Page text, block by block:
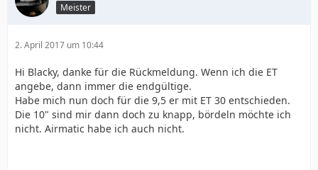
Meister
2. April 2017 um 10:44
Hi Blacky, danke für die Rückmeldung. Wenn ich die ET
angebe, dann immer die endgültige.
Habe mich nun doch für die 9,5 er mit ET 30 entschieden.
Die 10" sind mir dann doch zu knapp, bördeln möchte ich
nicht. Airmatic habe ich auch nicht.